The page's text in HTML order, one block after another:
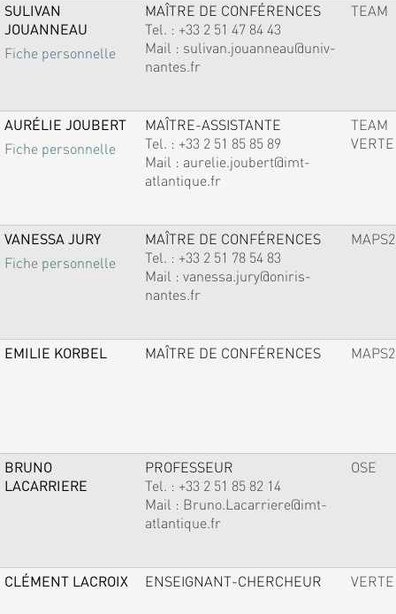
SULIVAN
JOUANNEAU
Fiche personnelle
MAÎTRE DE CONFÉRENCES
Tel. : +33 2 51 47 84 43
Mail : sulivan.jouanneau@univ-
nantes.fr
TEAM
AURÉLIE JOUBERT
Fiche personnelle
MAÎTRE-ASSISTANTE
Tel. : +33 2 51 85 85 89
Mail : aurelie.joubert@imt-
atlantique.fr
TEAM
VERTE
VANESSA JURY
Fiche personnelle
MAÎTRE DE CONFÉRENCES
Tel. : +33 2 51 78 54 83
Mail : vanessa.jury@oniris-
nantes.fr
MAPS2
EMILIE KORBEL MAÎTRE DE CONFÉRENCES MAPS2
BRUNO
LACARRIERE
PROFESSEUR
Tel. : +33 2 51 85 82 14
Mail : Bruno.Lacarriere@imt-
atlantique.fr
OSE
CLÉMENT LACROIX ENSEIGNANT-CHERCHEUR VERTE